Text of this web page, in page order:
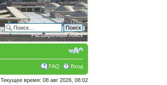
Расширенный поиск
FAQ Вход
Текущее время: 08 авг 2026, 08:02